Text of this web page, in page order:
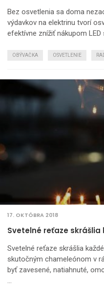
Bez osvetlenia sa doma
výdavkov na elektrinu tvorí
efektívne znížiť nákupom LED
OBÝVAČKA OSVETLENIE
17. OKTÓBRA 2018
Svetelné reťaze skrášlia
Svetelné reťaze skrášlia
skutočným chameleónom v
byť zavesené, natiahnuté,
…